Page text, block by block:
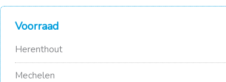
Voorraad
Herenthout
Mechelen